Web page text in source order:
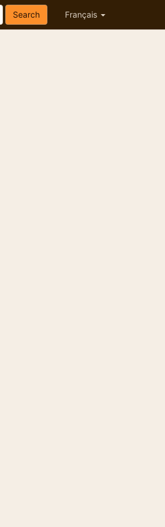
Français
Search